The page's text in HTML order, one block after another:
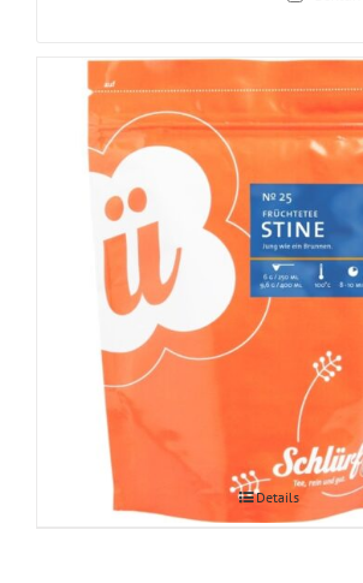
Stine ingveri-apelsini taimetee
Details